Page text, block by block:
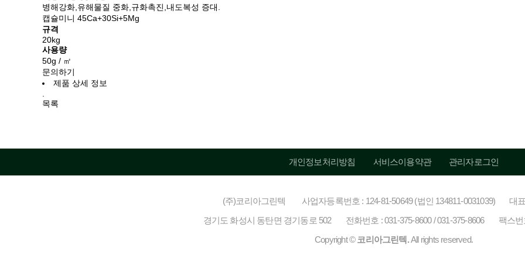
병해강화,유해물질 중화,규화촉진,내도복성 증대.
캡슐미니 45Ca+30Si+5Mg
규격
20kg
사용량
50g / ㎡
문의하기
제품 상세 정보
목록
개인정보처리방침 서비스이용약관 관리자로그인
(주)코리아그린텍 사업자등록번호 : 124-81-50649 (법인 134811-0031039)
대
경기도 화성시 동탄면 경기동로 502
전화번호 : 031-375-8600 / 031-375-8606
팩스번
Copyright © 코리아그린텍.All rights reserved.